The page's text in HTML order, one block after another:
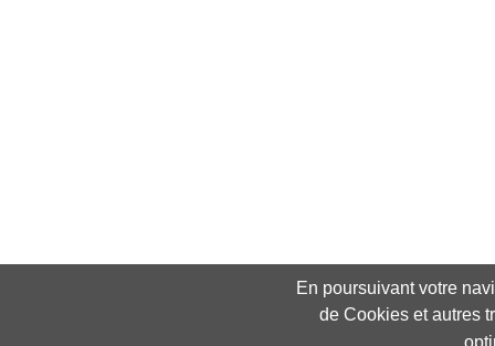
En poursuivant votre
de Cookies et autres